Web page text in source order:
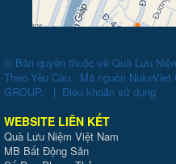
© Bản quyền thuộc về Quà Lưu
Theo Yêu Cầu
Mã nguồn NukeViet
GROUP. | Điều khoản sử dụng
WEBSITE LIÊN KẾT
Quà Lưu Niệm Việt Nam
MB Bất Động Sản